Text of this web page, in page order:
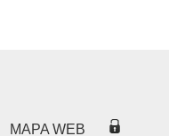
MAPA WEB